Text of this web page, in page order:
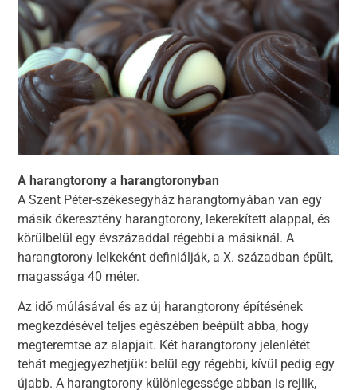
A harangtorony a harangtoronyban
A Szent Péter-székesegyház harangtornyában van egy
másik ókeresztény harangtorony, lekerekített alappal, és
körülbelül egy évszázaddal régebbi a másiknál. A
harangtorony lelkeként definiálják, a X. században épült,
magassága 40 méter.
Az idő múlásával és az új harangtorony építésének
megkezdésével teljes egészében beépült abba, hogy
megteremtse az alapjait. Két harangtorony jelenlétét
tehát megjegyezhetjük: belül egy régebbi, kívül pedig egy
újabb. A harangtorony különlegessége abban is rejlik,